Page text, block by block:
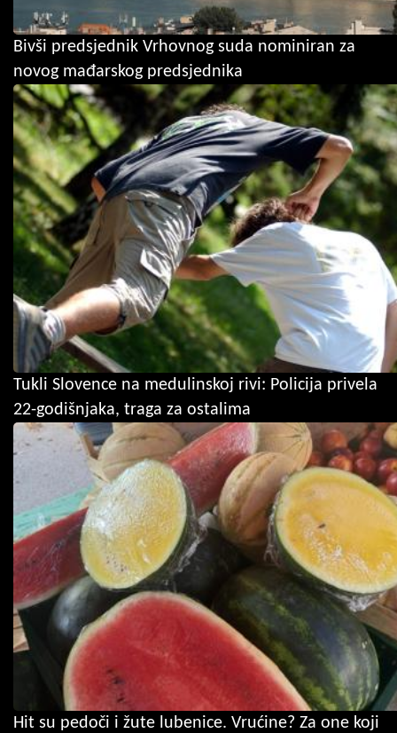
Bivši predsjednik Vrhovnog suda nominiran za
novog mađarskog predsjednika
Tukli Slovence na medulinskoj rivi: Policija privela
22-godišnjaka, traga za ostalima
Hit su pedoči i žute lubenice. Vrućine? Za one koji